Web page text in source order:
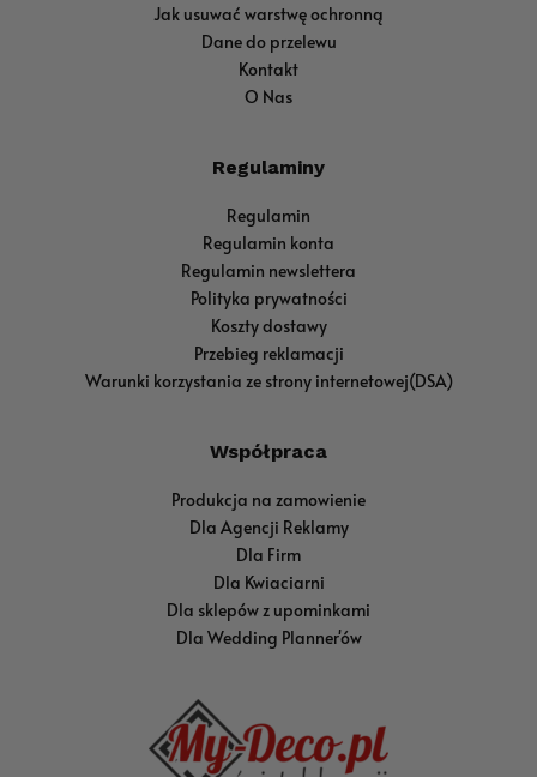
Jak usuwać warstwę ochronną
Dane do przelewu
Kontakt
O Nas
Regulaminy
Regulamin
Regulamin konta
Regulamin newslettera
Polityka prywatności
Koszty dostawy
Przebieg reklamacji
Warunki korzystania ze strony internetowej(DSA)
Współpraca
Produkcja na zamowienie
Dla Agencji Reklamy
Dla Firm
Dla Kwiaciarni
Dla sklepów z upominkami
Dla Wedding Planner'ów